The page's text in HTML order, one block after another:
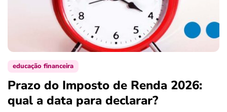
educação financeira
Prazo do Imposto de Renda 2026:
qual a data para declarar?